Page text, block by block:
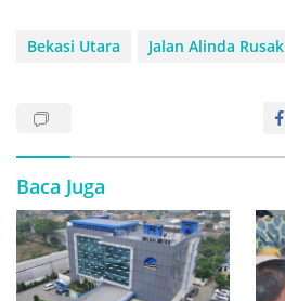
Bekasi Utara Jalan Alinda Rusak
Baca Juga